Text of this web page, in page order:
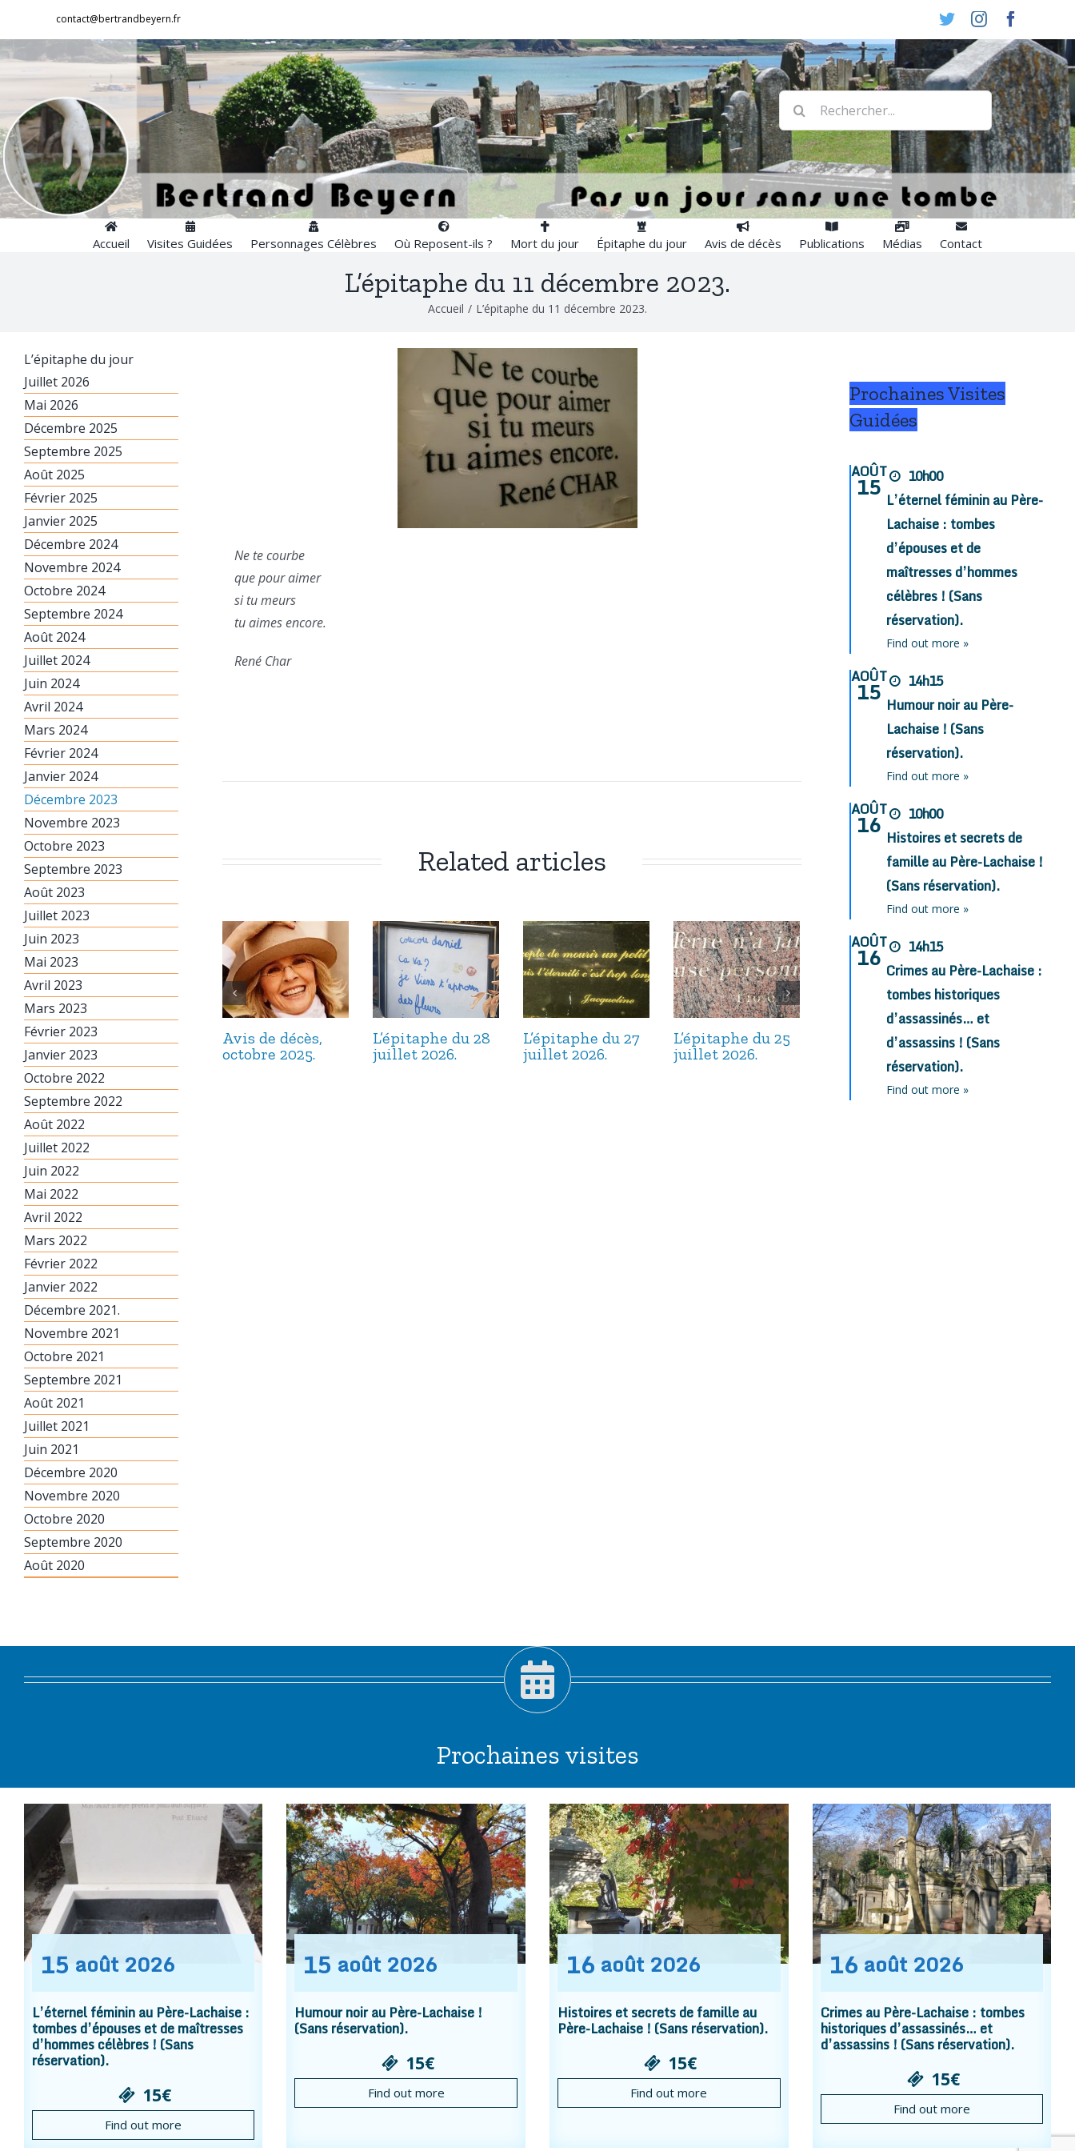
contenu
contact@bertrandbeyern.fr TwitterInstagram
Rechercher:
Accueil Visites Guidées Personnages Célèbres Où Reposent-ils ? Mort du jour Épitaphe du jour Avis de décès Publications Médias Contact
L’épitaphe du 11 décembre 2023.
Accueil / L’épitaphe du 11 décembre 2023.
Ne te courbe
que pour aimer
si tu meurs
tu aimes encore.
René Char
Related articles
Avis de décès,
octobre 2025.
L’épitaphe du 28
juillet 2026.
L’épitaphe du 27
juillet 2026.
L’épitaphe du 25
juillet 2026.
Avis de décès,
septembre 2025.
Avis de décès,
août 2025.
L’épitaphe du jour
Juillet 2026
Mai 2026
Décembre 2025
Septembre 2025
Août 2025
Février 2025
Janvier 2025
Décembre 2024
Novembre 2024
Octobre 2024
Septembre 2024
Août 2024
Juillet 2024
Juin 2024
Avril 2024
Mars 2024
Février 2024
Janvier 2024
Décembre 2023
Novembre 2023
Octobre 2023
Septembre 2023
Août 2023
Juillet 2023
Juin 2023
Mai 2023
Avril 2023
Mars 2023
Février 2023
Janvier 2023
Octobre 2022
Septembre 2022
Août 2022
Juillet 2022
Juin 2022
Mai 2022
Avril 2022
Mars 2022
Février 2022
Janvier 2022
Décembre 2021.
Novembre 2021
Octobre 2021
Septembre 2021
Août 2021
Juillet 2021
Juin 2021
Décembre 2020
Novembre 2020
Octobre 2020
Septembre 2020
Août 2020
Prochaines Visites
Guidées
AOÛT
15
10h00
L’éternel féminin au Père-
Lachaise : tombes
d’épouses et de
maîtresses d’hommes
célèbres ! (Sans
réservation).
Find out more »
AOÛT
15
14h15
Humour noir au Père-
Lachaise ! (Sans
réservation).
Find out more »
AOÛT
16
10h00
Histoires et secrets de
famille au Père-Lachaise !
(Sans réservation).
Find out more »
AOÛT
16
14h15
Crimes au Père-Lachaise :
tombes historiques
d’assassinés… et
d’assassins ! (Sans
réservation).
Find out more »
Prochaines visites
15 août 2026
L’éternel féminin au Père-Lachaise :
tombes d’épouses et de maîtresses
d’hommes célèbres ! (Sans
réservation).
15€
Find out more
15 août 2026
Humour noir au Père-Lachaise !
(Sans réservation).
15€
Find out more
16 août 2026
Histoires et secrets de famille au
Père-Lachaise ! (Sans réservation).
15€
Find out more
16 août 2026
Crimes au Père-Lachaise : tombes
historiques d’assassinés… et
d’assassins ! (Sans réservation).
15€
Find out more